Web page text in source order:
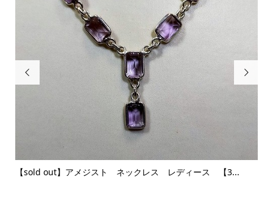

【sold out】アメジスト ネックレス レディース 【3...
